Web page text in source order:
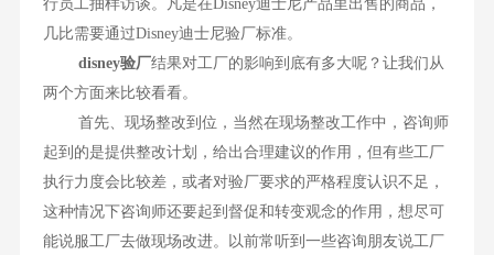
行员工抽样访谈。凡是在Disney迪士尼产品里出售的商品，
几比需要通过Disney迪士尼验厂标准。
disney验厂结果对工厂的影响到底有多大呢？让我们从
两个方面来比较看看。
首先、现场整改到位，当然在现场整改工作中，咨询师
起到的是提供整改计划，给出合理建议的作用，但有些工厂
执行力度会比较差，或者对验厂要求的严格程度认识不足，
这种情况下咨询师还要起到督促和转变观念的作用，想尽可
能说服工厂去做现场改进。以前常听到一些咨询朋友说工厂